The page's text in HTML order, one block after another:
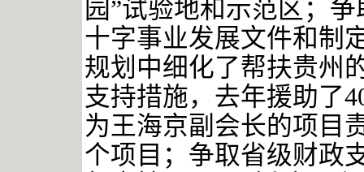
园”试验地和示范区；
十字事业发展文件和制
规划中细化了帮扶贵州
支持措施，去年援助了
为王海京副会长的项目
个项目；争取省级财政